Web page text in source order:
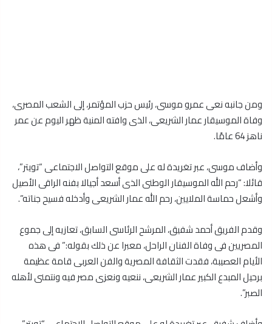
ومن جانبه نعى عمرو موسى، رئيس حزب المؤتمر، إلى الشعب المصرى،
وفاة الموسيقار عمار الشريعى، الذى وافته المنية ظهر اليوم عن عمر
ناهز 64 عامًا.
وأضاف موسى، عبر تغريدة له على موقع التواصل الاجتماعى “تويتر”،
قائلا: “رحم الله الموسيقار الوطنى الذى أسعد أجيالا بفنه الراقى الأصيل
وأشعل حماسة الملايين، رحم الله عمار الشريعى وأدخله فسيح جناته”.
وقدم الفريق أحمد شفيق، المرشح الرئاسى السابق، تعازيه إلى جموع
المصريين فى وفاة الفنان الراحل، معبرا عن ذلك بقوله:” فى هذه
الأيام العصيبة، فقدت الثقافة المصرية والفن العربى قامة عظيمة
برحيل المبدع الكبير عمار الشريعى، ننعيه ونعزى مصر فيه ونتمنى لأهله
الصبر”.